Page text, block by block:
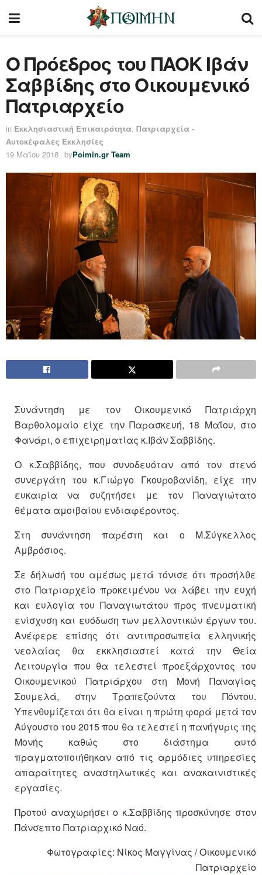
O Πρόεδρος του ΠΑΟΚ Ιβάν
Σαββίδης στο Οικουμενικό
Πατριαρχείο
in Εκκλησιαστική Επικαιρότητα, Πατριαρχεία -
Αυτοκέφαλες Εκκλησίες
19 Μαΐου 2018 byPoimin.gr Team
Συνάντηση με τον Οικουμενικό Πατριάρχη
Βαρθολομαίο είχε την Παρασκευή, 18 Μαΐου, στο
Φανάρι, ο επιχειρηματίας κ.Ιβάν Σαββίδης.
Ο κ.Σαββίδης, που συνοδευόταν από τον στενό
συνεργάτη του κ.Γιώργο Γκουροβανίδη, είχε την
ευκαιρία να συζητήσει με τον Παναγιώτατο
θέματα αμοιβαίου ενδιαφέροντος.
Στη συνάντηση παρέστη και ο Μ.Σύγκελλος
Αμβρόσιος.
Σε δήλωσή του αμέσως μετά τόνισε ότι προσήλθε
στο Πατριαρχείο προκειμένου να λάβει την ευχή
και ευλογία του Παναγιωτάτου προς πνευματική
ενίσχυση και ευόδωση των μελλοντικών έργων του.
Ανέφερε επίσης ότι αντιπροσωπεία ελληνικής
νεολαίας θα εκκλησιαστεί κατά την Θεία
Λειτουργία που θα τελεστεί προεξάρχοντος του
Οικουμενικού Πατριάρχου στη Μονή Παναγίας
Σουμελά, στην Τραπεζούντα του Πόντου.
Υπενθυμίζεται ότι θα είναι η πρώτη φορά μετά τον
Αύγουστο του 2015 που θα τελεστεί η πανήγυρις της
Μονής καθώς στο διάστημα αυτό
πραγματοποιήθηκαν από τις αρμόδιες υπηρεσίες
απαραίτητες αναστηλωτικές και ανακαινιστικές
εργασίες.
Προτού αναχωρήσει ο κ.Σαββίδης προσκύνησε στον
Πάνσεπτο Πατριαρχικό Ναό.
Φωτογραφίες: Νίκος Μαγγίνας / Οικουμενικό
Πατριαρχείο